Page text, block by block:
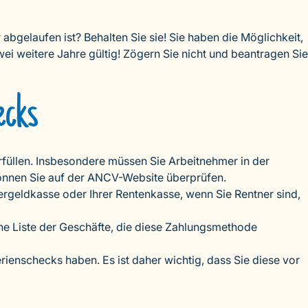
ist? Behalten Sie sie! Sie haben die Möglichkeit,
weitere Jahre gültig! Zögern Sie nicht und beantragen Sie
Insbesondere müssen Sie Arbeitnehmer in der
Sie auf der ANCV-Website überprüfen.
oder Ihrer Rentenkasse, wenn Sie Rentner sind,
Liste der Geschäfte, die diese Zahlungsmethode
haben. Es ist daher wichtig, dass Sie diese vor